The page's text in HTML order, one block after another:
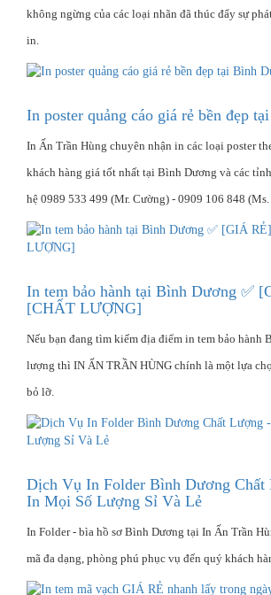
không ngừng của các loại nhãn đã thúc đẩy sự
in.
In poster quảng cáo giá rẻ bền đẹp
In Ấn Trần Hùng chuyên nhận in các loại poster
khách hàng giá tốt nhất tại Bình Dương và các
hệ 0989 533 499 (Mr. Cường) - 0909 106 848 (Ms.
In tem bảo hành tại Bình Dương ✅
[CHẤT LƯỢNG]
Nếu bạn đang tìm kiếm địa điểm in tem bảo hành
lượng thì IN ẤN TRẦN HÙNG chính là một lựa
bỏ lỡ.
Dịch Vụ In Folder Bình Dương Chất
In Mọi Số Lượng Sỉ Và Lẻ
In Folder - bìa hồ sơ Bình Dương tại In Ấn Trần
mã đa dạng, phòng phú phục vụ đến quý khách